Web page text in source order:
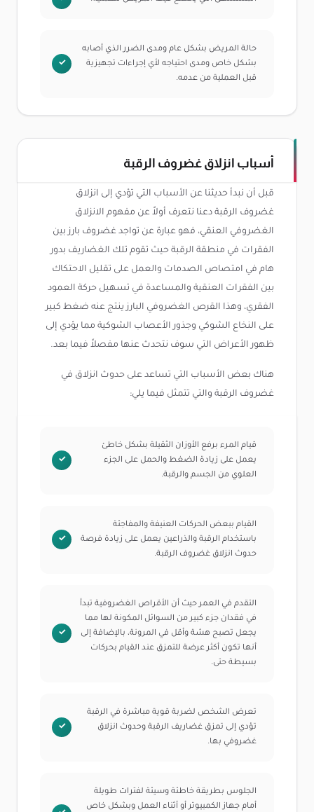
حالة المريض بشكل عام ومدى الضرر الذي أصابه
بشكل خاص ومدى احتياجه لأي إجراءات تجهيزية
قبل العملية من عدمه.
أسباب انزلاق غضروف الرقبة
قبل أن نبدأ حديثنا عن الأسباب التي تؤدي إلى انزلاق
غضروف الرقبة دعنا نتعرف أولاً عن مفهوم الانزلاق
الغضروفي العنقي، فهو عبارة عن تواجد غضروف بارز بين
الفقرات في منطقة الرقبة حيث تقوم تلك الغضاريف بدور
هام في امتصاص الصدمات والعمل على تقليل الاحتكاك
بين الفقرات العنقية والمساعدة في تسهيل حركة العمود
الفقري، وهذا القرص الغضروفي البارز ينتج عنه ضغط كبير
على النخاع الشوكي وجذور الأعصاب الشوكية مما يؤدي إلى
ظهور الأعراض التي سوف نتحدث عنها مفصلاً فيما بعد.
هناك بعض الأسباب التي تساعد على حدوث انزلاق في
غضروف الرقبة والتي تتمثل فيما يلي:
قيام المرء برفع الأوزان الثقيلة بشكل خاطئ
يعمل على زيادة الضغط والحمل على الجزء
العلوي من الجسم والرقبة.
القيام ببعض الحركات العنيفة والمفاجئة
باستخدام الرقبة والذراعين يعمل على زيادة فرصة
حدوث انزلاق غضروف الرقبة.
التقدم في العمر حيث أن الأقراص الغضروفية تبدأ
في فقدان جزء كبير من السوائل المكونة لها مما
يجعل تصبح هشة وأقل في المرونة، بالإضافة إلى
أنها تكون أكثر عرضة للتمزق عند القيام بحركات
بسيطة حتى.
تعرض الشخص لضربة قوية مباشرة في الرقبة
تؤدي إلى تمزق غضاريف الرقبة وحدوث انزلاق
غضروفي بها.
الجلوس بطريقة خاطئة وسيئة لفترات طويلة
أمام جهاز الكمبيوتر أو أثناء العمل وبشكل خاص